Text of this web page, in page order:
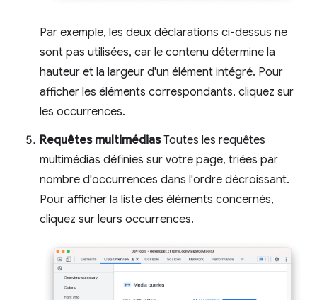
Par exemple, les deux déclarations ci-dessus ne
sont pas utilisées, car le contenu détermine la
hauteur et la largeur d'un élément intégré. Pour
afficher les éléments correspondants, cliquez sur
les occurrences.
Requêtes multimédiasToutes les requêtes
multimédias définies sur votre page, triées par
nombre d'occurrences dans l'ordre décroissant.
Pour afficher la liste des éléments concernés,
cliquez sur leurs occurrences.